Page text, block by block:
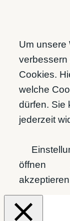
Um unsere
verbessern
Cookies.
welche
dürfen. Sie
jederzeit
öffnen
akzeptieren